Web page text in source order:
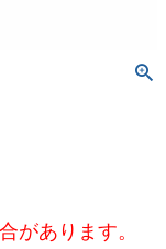
があります。